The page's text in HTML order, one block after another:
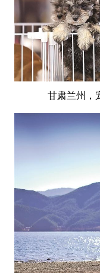
甘肃兰州，